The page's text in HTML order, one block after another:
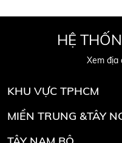
HỆ
Xem địa
KHU VỰC TPHCM
MIỀN TRUNG &TÂY